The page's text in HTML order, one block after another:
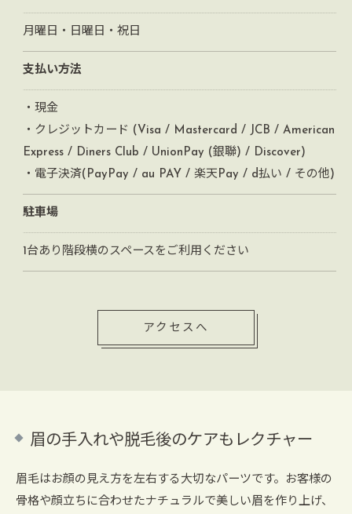
月曜日・日曜日・祝日
支払い方法
・現金
・クレジットカード (Visa / Mastercard / JCB / American
Express / Diners Club / UnionPay (銀聯) / Discover)
・電子決済(PayPay / au PAY / 楽天Pay / d払い / その他)
駐車場
1台あり階段横のスペースをご利用ください
アクセスへ
眉の手入れや脱毛後のケアもレクチャー
眉毛はお顔の見え方を左右する大切なパーツです。お客様の
骨格や顔立ちに合わせたナチュラルで美しい眉を作り上げ、